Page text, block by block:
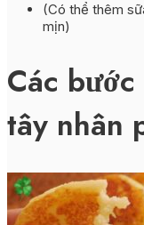
(Có thể thêm
mịn)
Các
tây nhân